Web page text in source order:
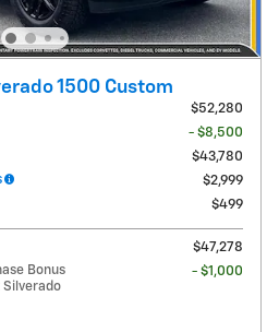
1500 Custom
$52,280
- $8,500
$43,780
$2,999
$499
$47,278
Bonus
Silverado
- $1,000